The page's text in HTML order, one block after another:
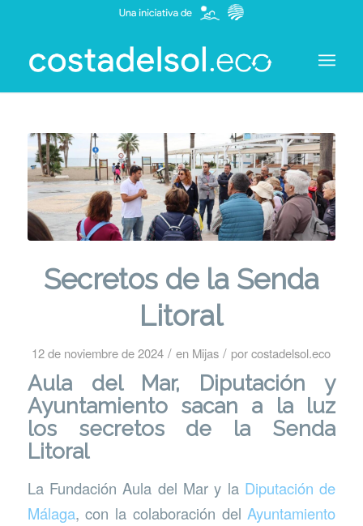
Secretos de la Senda
Litoral
12 de noviembre de 2024 / en Mijas / porcostadelsol.eco
Aula del Mar, Diputación y
Ayuntamiento sacan a la luz
los secretos de la Senda
Litoral
La Fundación Aula del Mar y la Diputación de
Málaga, con la colaboración delAyuntamiento